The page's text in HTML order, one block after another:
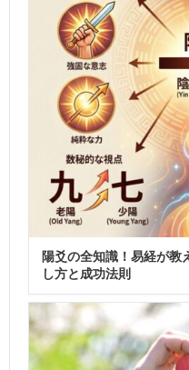
陽爻の全知識！易経が教
し方と成功法則